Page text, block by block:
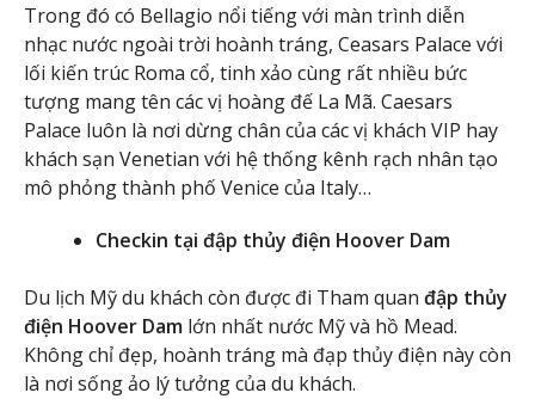
Trong đó có Bellagio nổi tiếng với màn trình diễn
nhạc nước ngoài trời hoành tráng, Ceasars Palace với
lối kiến trúc Roma cổ, tinh xảo cùng rất nhiều bức
tượng mang tên các vị hoàng đế La Mã. Caesars
Palace luôn là nơi dừng chân của các vị khách VIP hay
khách sạn Venetian với hệ thống kênh rạch nhân tạo
mô phỏng thành phố Venice của Italy…
Checkin tại đập thủy điện Hoover Dam
Du lịch Mỹ du khách còn được đi Tham quan đập thủy
điện Hoover Dam lớn nhất nước Mỹ và hồ Mead.
Không chỉ đẹp, hoành tráng mà đạp thủy điện này còn
là nơi sống ảo lý tưởng của du khách.